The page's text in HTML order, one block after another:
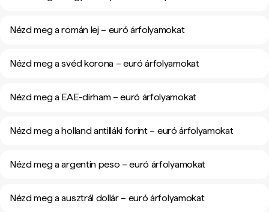
Nézd meg a román lej – euró árfolyamokat
Nézd meg a svéd korona – euró árfolyamokat
Nézd meg a EAE-dirham – euró árfolyamokat
Nézd meg a holland antilláki forint – euró árfolyamokat
Nézd meg a argentin peso – euró árfolyamokat
Nézd meg a ausztrál dollár – euró árfolyamokat